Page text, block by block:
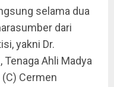
selama dua
dari
yakni Dr.
Ahli Madya
Cermen